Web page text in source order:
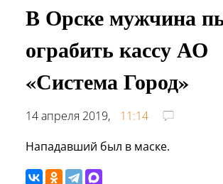
В Орске мужчина
ограбить кассу АО
«Система Город»
14 апреля 2019,
11:14
Нападавший был в маске.